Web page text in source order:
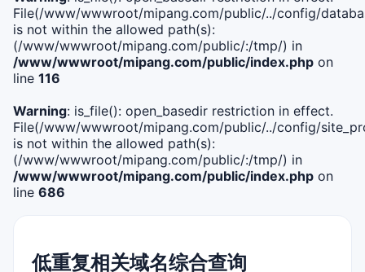
File(/www/wwwroot/mipang.com/public/../config/
is not within the allowed path(s):
(/www/wwwroot/mipang.com/public/:/tmp/) in
/www/wwwroot/mipang.com/public/index.php on
line 116
Warning: is_file(): open_basedir restriction in effect.
File(/www/wwwroot/mipang.com/public/../config/
is not within the allowed path(s):
(/www/wwwroot/mipang.com/public/:/tmp/) in
/www/wwwroot/mipang.com/public/index.php on
line 686
低重复相关域名综合查询